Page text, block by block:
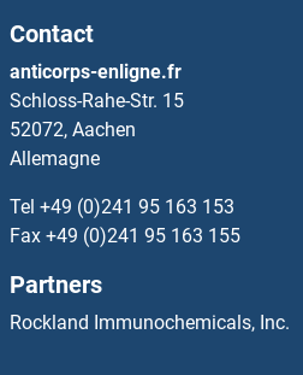
CTNNA3 Anticorps
CTNNAL1 Anticorps
CTNNB1 Anticorps
CTNNBIP1 Anticorps
CTNNBL1 Anticorps
Contact
anticorps-enligne.fr
Schloss-Rahe-Str. 15
52072, Aachen
Allemagne
Tel +49 (0)241 95 163 153
Fax +49 (0)241 95 163 155
Partners
Rockland Immunochemicals, Inc.